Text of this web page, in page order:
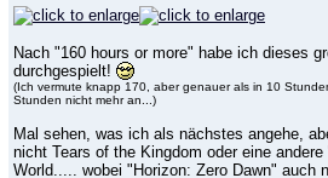
Nach "160 hours or more" habe ich dieses
durchgespielt!
(Ich vermute knapp 170, aber genauer als in 10
Stunden nicht mehr an...)
Mal sehen, was ich als nächstes angehe,
nicht Tears of the Kingdom oder eine
World..... wobei "Horizon: Zero Dawn" auch